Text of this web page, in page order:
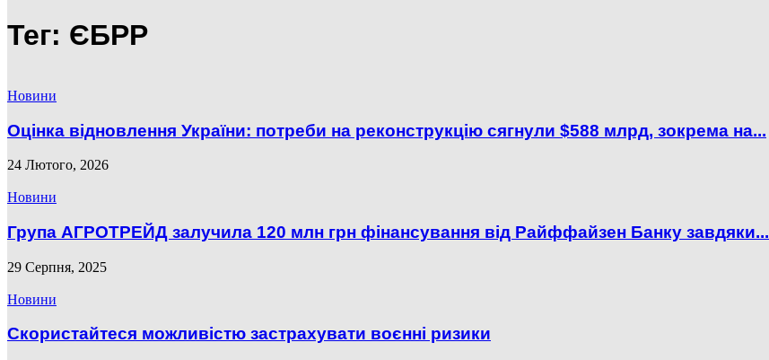
Тег: ЄБРР
Новини
Оцінка відновлення України: потреби на реконструкцію сягнули $588 млрд, зокрема на...
24 Лютого, 2026
Новини
Група АГРОТРЕЙД залучила 120 млн грн фінансування від Райффайзен Банку завдяки...
29 Серпня, 2025
Новини
Скористайтеся можливістю застрахувати воєнні ризики